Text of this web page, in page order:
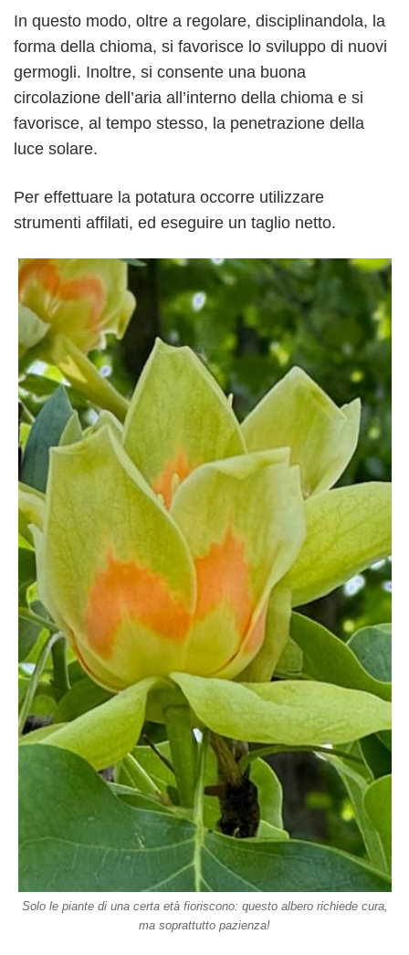
In questo modo, oltre a regolare, disciplinandola, la
forma della chioma, si favorisce lo sviluppo di nuovi
germogli. Inoltre, si consente una buona
circolazione dell’aria all’interno della chioma e si
favorisce, al tempo stesso, la penetrazione della
luce solare.
Per effettuare la potatura occorre utilizzare
strumenti affilati, ed eseguire un taglio netto.
Solo le piante di una certa età fioriscono: questo albero richiede cura,
ma soprattutto pazienza!